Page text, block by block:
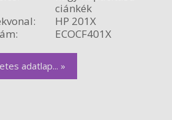
ciánkék
HP 201X
ECOCF401X
adatlap... »